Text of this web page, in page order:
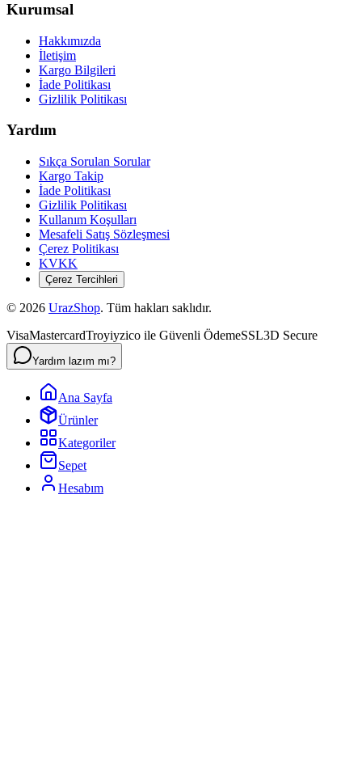
Kurumsal
Hakkımızda
İletişim
Kargo Bilgileri
İade Politikası
Gizlilik Politikası
Yardım
Sıkça Sorulan Sorular
Kargo Takip
İade Politikası
Gizlilik Politikası
Kullanım Koşulları
Mesafeli Satış Sözleşmesi
Çerez Politikası
KVKK
Çerez Tercihleri
© 2026 UrazShop. Tüm hakları saklıdır.
VisaMastercardTroyiyzico ile Güvenli ÖdemeSSL3D Secure
Yardım lazım mı?
Ana Sayfa
Ürünler
Kategoriler
Sepet
Hesabım